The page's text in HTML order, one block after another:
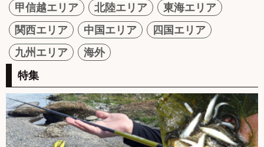
甲信越エリア
北陸エリア
東海エリア
関西エリア
中国エリア
四国エリア
九州エリア
海外
特集